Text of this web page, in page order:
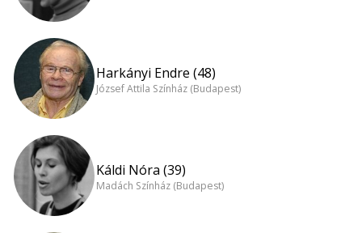
Harkányi Endre (48)
József Attila Színház (Budapest)
Káldi Nóra (39)
Madách Színház (Budapest)